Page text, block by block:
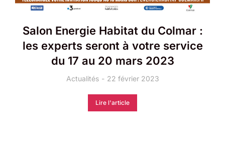
Salon Energie Habitat du Colmar :
les experts seront à votre service
du 17 au 20 mars 2023
Actualités 22 février 2023
Lire l'article